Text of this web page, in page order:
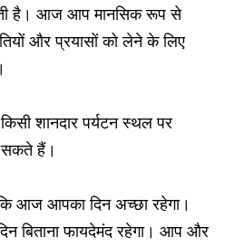
है। आज आप मानसिक रूप से
और प्रयासों को लेने के लिए
शानदार पर्यटन स्थल पर
सकते हैं।
आज आपका दिन अच्छा रहेगा।
बिताना फायदेमंद रहेगा। आप और